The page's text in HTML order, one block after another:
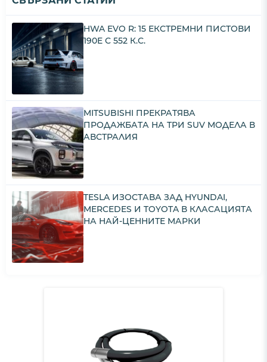
HWA EVO R: 15 ЕКСТРЕМНИ ПИСТОВИ
190E С 552 К.С.
MITSUBISHI ПРЕКРАТЯВА
ПРОДАЖБАТА НА ТРИ SUV МОДЕЛА В
АВСТРАЛИЯ
TESLA ИЗОСТАВА ЗАД HYUNDAI,
MERCEDES И TOYOTA В КЛАСАЦИЯТА
НА НАЙ-ЦЕННИТЕ МАРКИ